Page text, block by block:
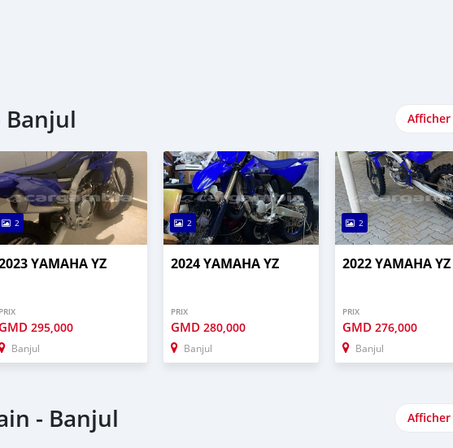
Banjul
2
YAMAHA YZ
PRIX
GMD295,000
Banjul
2
2024 YAMAHA YZ
PRIX
GMD 280,000
Banjul
2
2022 YAMAHA YZ
PRIX
GMD 276,000
Banjul
- Banjul